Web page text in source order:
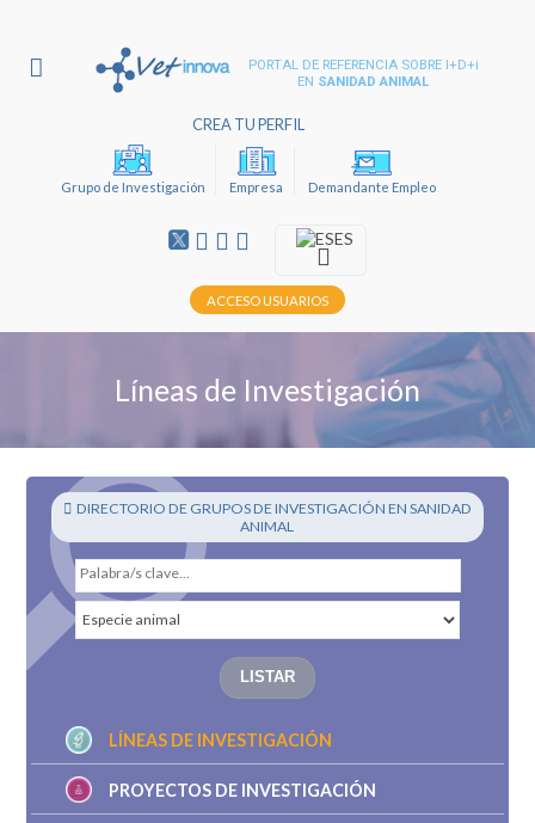
PORTAL DE REFERENCIA SOBRE I+D+i
EN SANIDAD ANIMAL
CREA TU PERFIL
Grupo de Investigación Empresa Demandante Empleo
ES
ACCESO USUARIOS
Líneas de Investigación
DIRECTORIO DE GRUPOS DE INVESTIGACIÓN EN SANIDAD
ANIMAL
LÍNEAS DE INVESTIGACIÓN
PROYECTOS DE INVESTIGACIÓN